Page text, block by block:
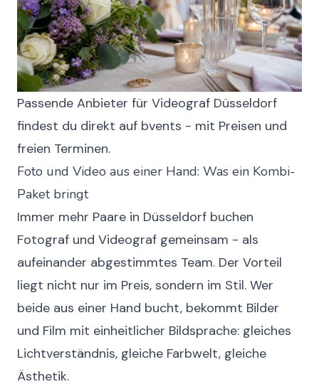
Passende Anbieter für Videograf Düsseldorf
findest du direkt auf bvents - mit Preisen und
freien Terminen.
Foto und Video aus einer Hand: Was ein Kombi-
Paket bringt
Immer mehr Paare in Düsseldorf buchen
Fotograf und Videograf gemeinsam - als
aufeinander abgestimmtes Team. Der Vorteil
liegt nicht nur im Preis, sondern im Stil. Wer
beide aus einer Hand bucht, bekommt Bilder
und Film mit einheitlicher Bildsprache: gleiches
Lichtverständnis, gleiche Farbwelt, gleiche
Ästhetik.